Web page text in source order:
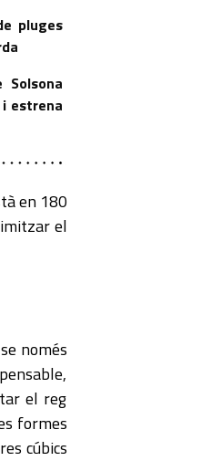
pluges
i estrena
en 180
el
només
el reg
formes
cúbics